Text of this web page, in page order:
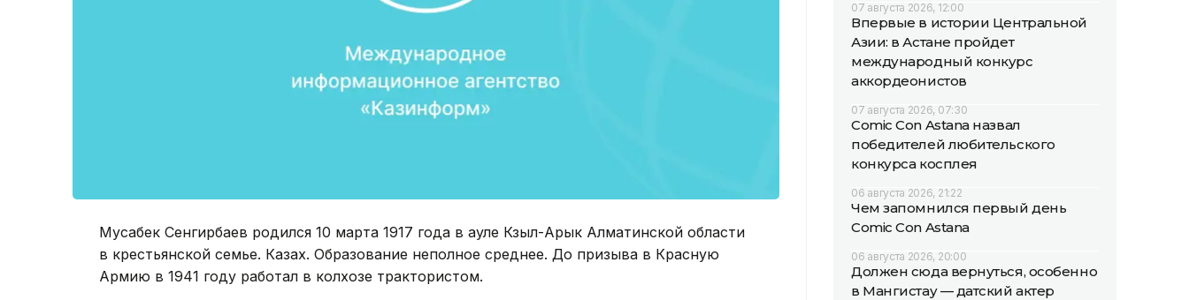
Мусабек Сенгирбаев родился 10 марта 1917 года в ауле Кзыл-Арык Алматинской области
в крестьянской семье. Казах. Образование неполное среднее. До призыва в Красную
Армию в 1941 году работал в колхозе трактористом.
07 августа 2026, 12:00
Впервые в истории Центральной
Азии: в Астане пройдет
международный конкурс
аккордеонистов
07 августа 2026, 07:30
Comic Con Astana назвал
победителей любительского
конкурса косплея
06 августа 2026, 21:22
Чем запомнился первый день
Comic Con Astana
06 августа 2026, 20:00
Должен сюда вернуться, особенно
в Мангистау — датский актер